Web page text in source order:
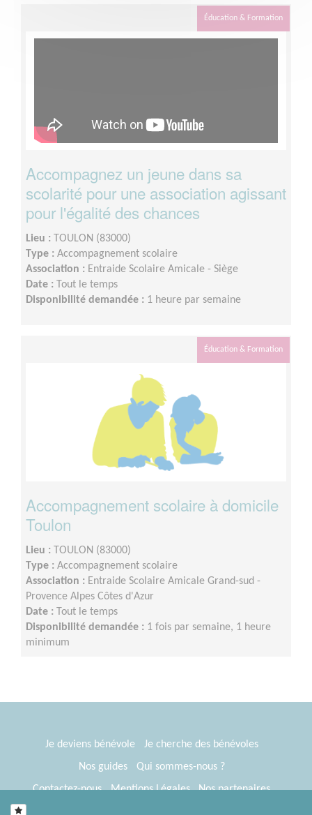
Éducation & Formation
Accompagnez un jeune dans sa
scolarité pour une association agissant
pour l'égalité des chances
Lieu :
TOULON (83000)
Type : Accompagnement scolaire
Association : Entraide Scolaire Amicale - Siège
Date :
Tout le temps
Disponibilité demandée : 1 heure par semaine
Éducation & Formation
Accompagnement scolaire à domicile
Toulon
Lieu :
TOULON (83000)
Type : Accompagnement scolaire
Association : Entraide Scolaire Amicale Grand-sud -
Provence Alpes Côtes d'Azur
Date :
Tout le temps
Disponibilité demandée : 1 fois par semaine, 1 heure
minimum
Je deviens bénévole
Je cherche des bénévoles
Nos guides
Qui sommes-nous ?
Contactez-nous
Mentions Légales
Nos partenaires